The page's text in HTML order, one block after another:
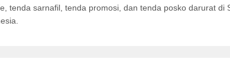
tenda sarnafil, tenda promosi, dan tenda posko darurat di